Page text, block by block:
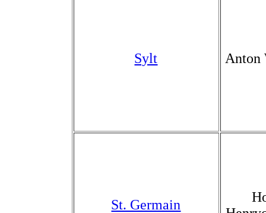
Sylt Anton
St. Germain